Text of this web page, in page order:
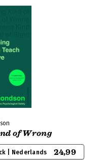
of Wrong
| Nederlands 24,99